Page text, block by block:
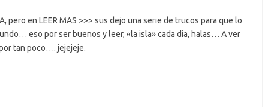
pero en LEER MAS >>> sus dejo una serie de trucos para que lo
eso por ser buenos y leer, «la isla» cada dia, halas… A ver
tan poco…. jejejeje.